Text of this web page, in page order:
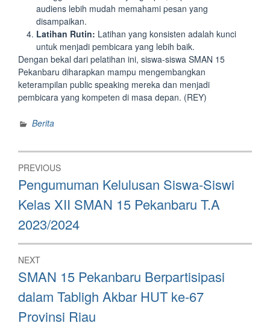
audiens lebih mudah memahami pesan yang
disampaikan.
Latihan Rutin: Latihan yang konsisten adalah kunci
untuk menjadi pembicara yang lebih baik.
Dengan bekal dari pelatihan ini, siswa-siswa SMAN 15
Pekanbaru diharapkan mampu mengembangkan
keterampilan public speaking mereka dan menjadi
pembicara yang kompeten di masa depan. (REY)
Berita
Post
navigation
PREVIOUS
Previous
post:
Pengumuman Kelulusan Siswa-Siswi
Kelas XII SMAN 15 Pekanbaru T.A
2023/2024
NEXT
Next
post:
SMAN 15 Pekanbaru Berpartisipasi
dalam Tabligh Akbar HUT ke-67
Provinsi Riau